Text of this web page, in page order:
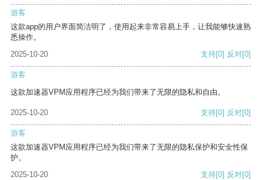
游客
这款app的用户界面简洁明了，使用起来非常容易上手，让我能够快速熟
悉操作。
2025-10-20
支持[0] 反对[0]
游客
这款加速器VPM应用程序已经为我们带来了无限的隐私和自由。
2025-10-20 支持[0] 反对[0]
游客
这款加速器VPM应用程序已经为我们带来了无限的隐私保护和安全性保
护。
2025-10-20
支持[0] 反对[0]